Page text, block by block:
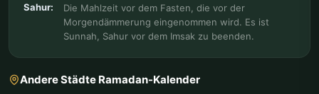
Sahur:
Die Mahlzeit vor dem Fasten, die vor der
Morgendämmerung eingenommen wird. Es ist
Sunnah, Sahur vor dem Imsak zu beenden.
Andere Städte Ramadan-Kalender